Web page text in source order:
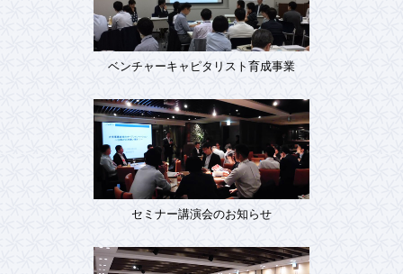
ベンチャーキャピタリスト育成事業
セミナー講演会のお知らせ